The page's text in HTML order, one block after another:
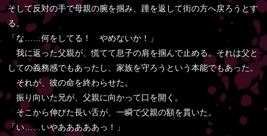
そして反対の手で母親の腕を掴み、踵を返して街の方へ戻ろうとす
る。
「な……何をしてる！ やめないか！」
我に返った父親が、慌てて息子の肩を掴んで止める。それは父と
しての義務感でもあったし、家族を守ろうという本能でもあった。
それが、彼の命を終わらせた。
振り向いた兄が、父親に向かって口を開く。
そこから伸びた長い舌が、一瞬で父親の額を貫いた。
「い……いやあああああっ！」